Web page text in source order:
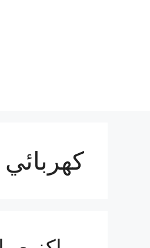
كهربائي